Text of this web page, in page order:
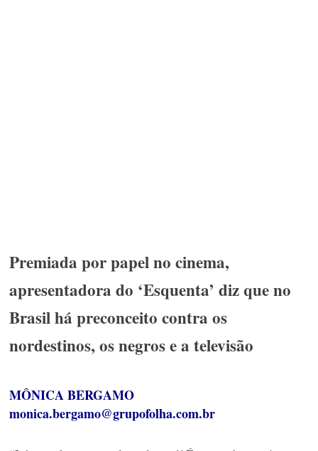
Premiada por papel no cinema,
apresentadora do ‘Esquenta’ diz que no
Brasil há preconceito contra os
nordestinos, os negros e a televisão
MÔNICA BERGAMO
monica.bergamo@grupofolha.com.br